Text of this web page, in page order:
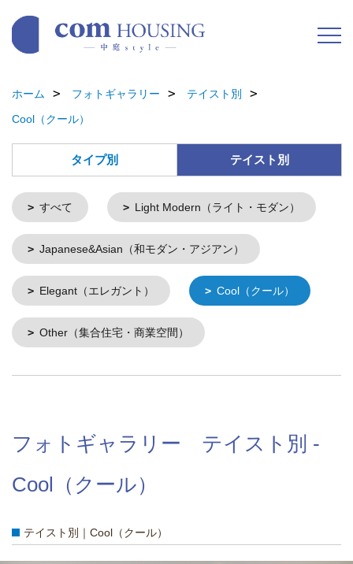
ホーム フォトギャラリー
テイスト別
Cool（クール）
タイプ別 テイスト別
すべて Light Modern（ライト・モダン）
Japanese&Asian（和モダン・アジアン）
Elegant（エレガント） Cool（クール）
Other（集合住宅・商業空間）
フォトギャラリー テイスト別 -
Cool（クール）
テイスト別｜Cool（クール）